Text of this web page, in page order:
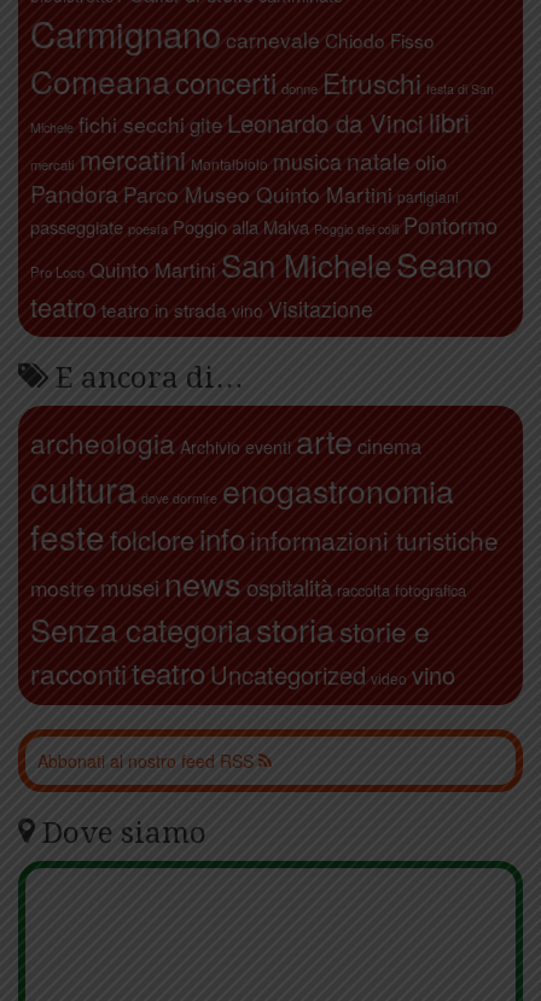
Carmignano carnevale Chiodo Fisso
Comeanaconcerti donne Etruschi festa di San
Michele fichi secchi gite Leonardo da Vinci libri
mercati mercatini Montalbiolo musica natale olio
Pandora Parco Museo Quinto Martini partigiani
passeggiate poesia Poggio alla Malva Poggio dei colli Pontormo
Pro Loco Quinto Martini San MicheleSeano
teatro teatro in strada vino Visitazione
E ancora di…
archeologia Archivio eventi arte cinema
cultura dove dormire enogastronomia
festefolcloreinfo informazioni turistiche
mostre musei news ospitalità raccolta fotografica
Senza categoriastoriastorie e
raccontiteatroUncategorized video vino
Abbonati al nostro feed RSS
Dove siamo